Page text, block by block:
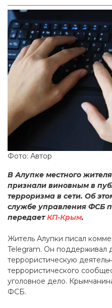
Фото: Автор
В Алупке местного
признали виновным в
терроризма в сети. Об
службе управления ФСБ
передаетКП-Крым.
Житель Алупки писал
Telegram. Он поддерживал
террористическую
террористического
уголовное дело.
ФСБ.